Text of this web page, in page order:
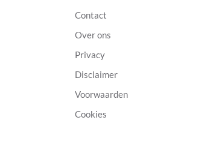
Contact
Over ons
Privacy
Disclaimer
Voorwaarden
Cookies